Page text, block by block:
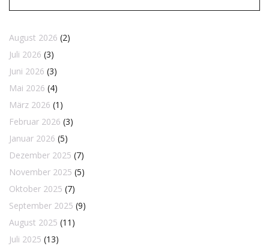
August 2026 (2)
Juli 2026 (3)
Juni 2026 (3)
Mai 2026 (4)
März 2026 (1)
Februar 2026 (3)
Januar 2026 (5)
Dezember 2025 (7)
November 2025 (5)
Oktober 2025 (7)
September 2025 (9)
August 2025 (11)
Juli 2025 (13)